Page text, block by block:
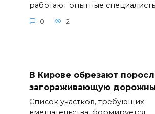
работают опытные
0 2
В Кирове обрезают
загораживающую
Список участков, требующих